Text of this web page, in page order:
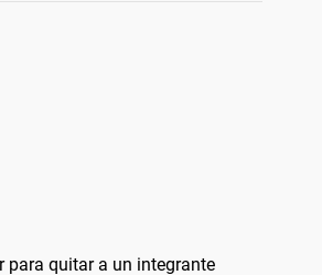
para quitar a un integrante